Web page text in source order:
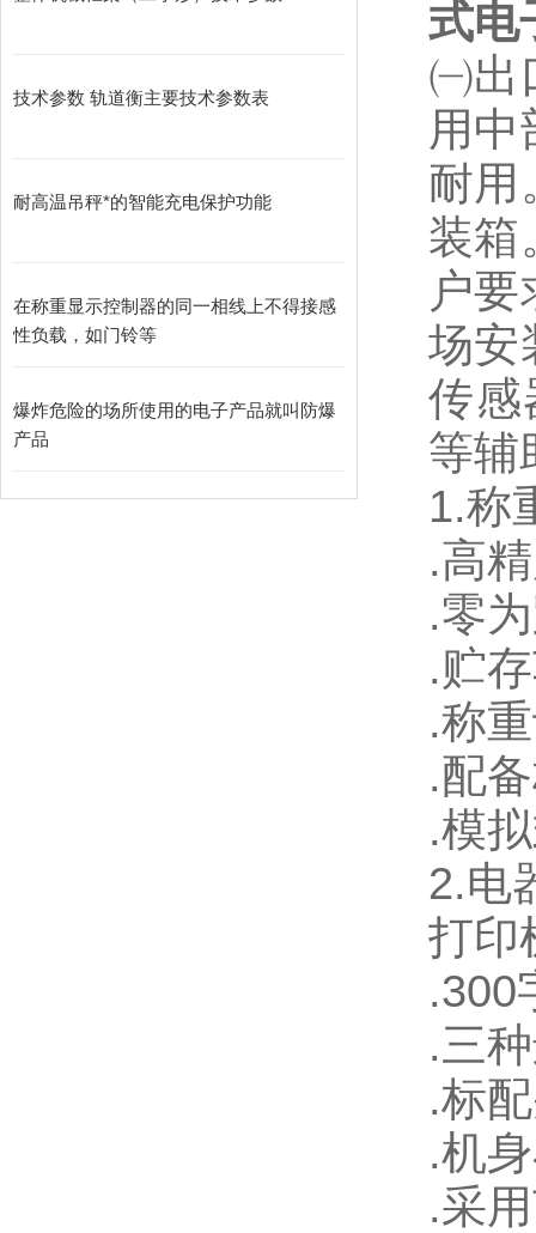
技术参数 轨道衡主要技术参数表
耐高温吊秤*的智能充电保护功能
在称重显示控制器的同一相线上不得接感
性负载，如门铃等
爆炸危险的场所使用的电子产品就叫防爆
产品
式电
㈠出
用
耐用
装箱
户
场安
传感
等辅
1.称
.高
.零
.贮
.称
.配
.模
2.电
打印
.300
.三
.标
.机
.采